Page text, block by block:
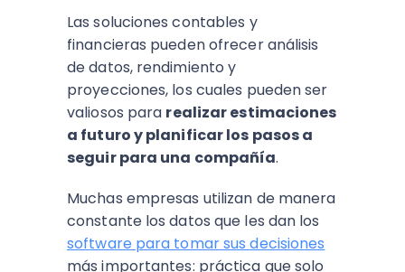
Las soluciones contables y
financieras pueden ofrecer análisis
de datos, rendimiento y
proyecciones, los cuales pueden ser
valiosos para realizar estimaciones
a futuro y planificar los pasos a
seguir para una compañía.
Muchas empresas utilizan de manera
constante los datos que les dan los
software para tomar sus decisiones
más importantes: práctica que solo